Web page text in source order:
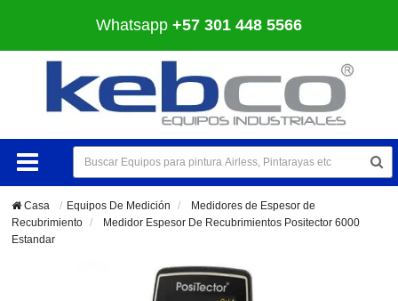
Whatsapp +57 301 448 5566
Casa Equipos De Medición >
Medidores de Espesor de
Recubrimiento >
Medidor Espesor De Recubrimientos Positector 6000
Estandar